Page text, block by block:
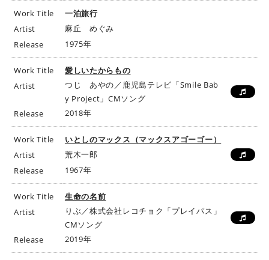
Work Title
一泊旅行
Artist
麻丘 めぐみ
Release
1975年
Work Title
愛しいたからもの
Artist
つじ あやの／鹿児島テレビ「Smile Bab
y Project」CMソング
Release
2018年
Work Title
いとしのマックス（マックスアゴーゴー）
Artist
荒木一郎
Release
1967年
Work Title
生命の名前
Artist
りぶ／株式会社レコチョク「プレイパス」
CMソング
Release
2019年